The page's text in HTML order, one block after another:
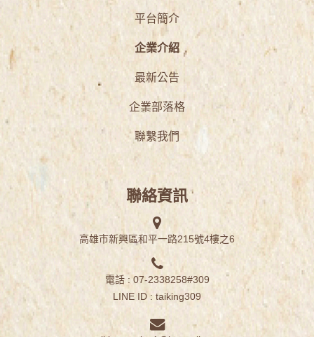
平台簡介
企業介紹
最新公告
企業部落格
聯繫我們
聯絡資訊
高雄市新興區和平一路215號4樓之6
電話 : 07-2338258#309
LINE ID : taiking309